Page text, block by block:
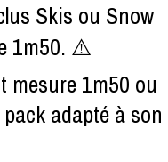
Skis ou Snow
1m50. ⚠️
1m50 ou
adapté à son